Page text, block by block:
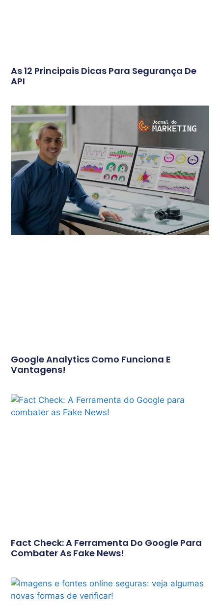
As 12 Principais Dicas Para Segurança De
API
Google Analytics Como Funciona E
Vantagens!
Fact Check: A Ferramenta Do Google Para
Combater As Fake News!